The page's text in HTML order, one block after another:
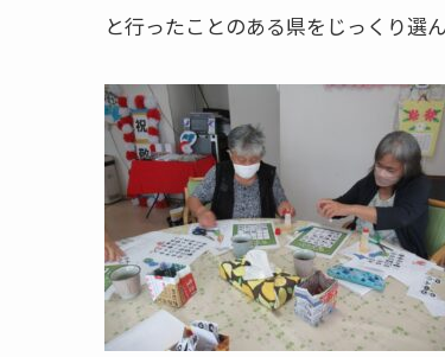
と行ったことのある県をじっくり選